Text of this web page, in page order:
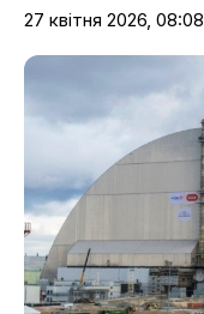
27 квітня 2026, 08:08